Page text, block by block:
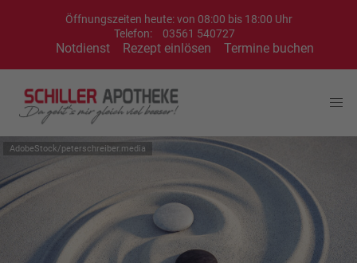
Öffnungszeiten heute: von 08:00 bis 18:00 Uhr
Telefon:
03561 540727
Notdienst Rezept einlösen Termine buchen
AdobeStock/peterschreiber.media